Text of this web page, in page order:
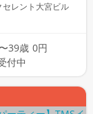
レント大宮ビル
39歳 0円
付中